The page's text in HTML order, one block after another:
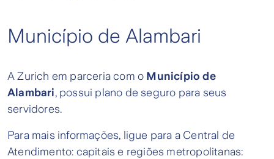
Município de Alambari
A Zurich em parceria com o Município de
Alambari, possui plano de seguro para seus
servidores.
Para mais informações, ligue para a Central de
Atendimento: capitais e regiões metropolitanas: